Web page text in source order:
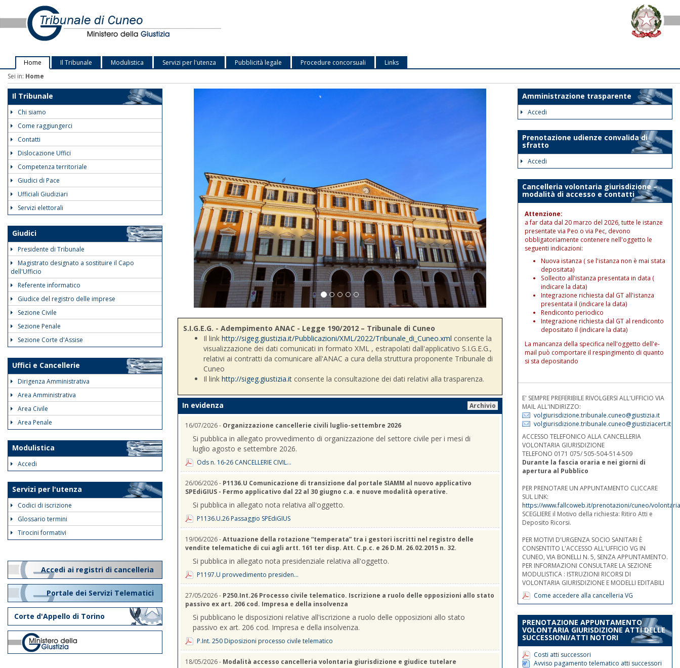
Home Il Tribunale Modulistica Servizi per l'utenza Pubblicità legale Procedure concorsuali
Links
Sei in: Home
Il Tribunale
Chi siamo
Come raggiungerci
Contatti
Dislocazione Uffici
Competenza territoriale
Giudici di Pace
Ufficiali Giudiziari
Servizi elettorali
Giudici
Presidente di Tribunale
Magistrato designato a sostituire il Capo
dell'Ufficio
Referente informatico
Giudice del registro delle imprese
Sezione Civile
Sezione Penale
Sezione Corte d'Assise
Uffici e Cancellerie
Dirigenza Amministrativa
Area Amministrativa
Area Civile
Area Penale
Modulistica
Accedi
Servizi per l'utenza
Codici di iscrizione
Glossario termini
Tirocini formativi
Accedi ai registri di cancelleria
Portale dei Servizi Telematici
Corte d'Appello di Torino
S.I.G.E.G. - Adempimento ANAC - Legge 190/2012 – Tribunale di Cuneo
Il link http://sigeg.giustizia.it/Pubblicazioni/XML/2022/Tribunale_di_Cuneo.xml consente la
visualizzazione dei dati comunicati in formato XML , estrapolati dall'applicativo S.I.G.E.G.,
relativi ai contratti da comunicare all'ANAC a cura della struttura proponente Tribunale di
Cuneo
Il link http://sigeg.giustizia.it consente la consultazione dei dati relativi alla trasparenza.
In evidenza Archivio
16/07/2026 - Organizzazione cancellerie civili luglio-settembre 2026
Si pubblica in allegato provvedimento di organizzazione del settore civile per i mesi di
luglio agosto e settembre 2026.
Ods n. 16-26 CANCELLERIE CIVIL...
26/06/2026 - P1136.U Comunicazione di transizione dal portale SIAMM al nuovo applicativo
SPEdiGIUS - Fermo applicativo dal 22 al 30 giugno c.a. e nuove modalità operative.
Si pubblica in allegato nota relativa all'oggetto.
P1136.U.26 Passaggio SPEdiGIUS
19/06/2026 -Attuazione della rotazione “temperata” tra i gestori iscritti nel registro delle
vendite telematiche di cui agli artt. 161 ter disp. Att. C.p.c. e 26 D.M. 26.02.2015 n. 32.
Si pubblica in allegato nota presidenziale relativa all'oggetto.
P1197.U provvedimento presiden...
27/05/2026 - P250.Int.26 Processo civile telematico. Iscrizione a ruolo delle opposizioni allo stato
passivo ex art. 206 cod. Impresa e della insolvenza
Si pubblicano le disposizioni relative all'iscrizione a ruolo delle opposizioni allo stato
passivo ex art. 206 cod. Impresa e della insolvenza.
P.Int. 250 Diposizioni processo civile telematico
18/05/2026 - Modalità accesso cancelleria volontaria giurisdizione e giudice tutelare
Amministrazione trasparente
Accedi
Prenotazione udienze convalida di
sfratto
Accedi
Cancelleria volontaria giurisdizione –
modalità di accesso e contatti
Attenzione:
a far data dal 20 marzo del 2026, tutte le istanze
presentate via Peo o via Pec, devono
obbligatoriamente contenere nell'oggetto le
seguenti indicazioni:
Nuova istanza ( se l'istanza non è mai stata
depositata)
Sollecito all'istanza presentata in data (
indicare la data)
Integrazione richiesta dal GT all'istanza
presentata il (indicare la data)
Rendiconto periodico
Integrazione richiesta dal GT al rendiconto
depositato il (indicare la data)
La mancanza della specifica nell'oggetto dell'e-
mail può comportare il respingimento di quanto
si sta depositando
E' SEMPRE PREFERIBILE RIVOLGERSI ALL'UFFICIO VIA
MAIL ALL'INDIRIZZO:
volgiurisdizione.tribunale.cuneo@giustizia.it
volgiurisdizione.tribunale.cuneo@giustiziacert.it
ACCESSO TELEFONICO ALLA CANCELLERIA
VOLONTARIA GIURISDIZIONE
TELEFONO 0171 075/ 505-504-514-509
Durante la fascia oraria e nei giorni di
apertura al Pubblico
PER PRENOTARE UN APPUNTAMENTO CLICCARE
SUL LINK:
https://www.fallcoweb.it/prenotazioni/cuneo/
SCEGLIERE il Motivo della richiesta: Ritiro Atti e
Deposito Ricorsi.
PER MOTIVI D'URGENZA SOCIO SANITARI È
CONSENTITO L'ACCESSO ALL'UFFICIO VG IN
CUNEO, VIA BONELLI N. 5, SENZA APPUNTAMENTO.
PER INFORMAZIONI CONSULTARE LA SEZIONE
MODULISTICA : ISTRUZIONI RICORSI DI
VOLONTARIA GIURISDIZIONE E MODELLI EDITABILI
Come accedere alla cancelleria VG
PRENOTAZIONE APPUNTAMENTO
VOLONTARIA GIURISDIZIONE ATTI DELLE
SUCCESSIONI/ATTI NOTORI
Costi atti successori
Avviso pagamento telematico atti successori